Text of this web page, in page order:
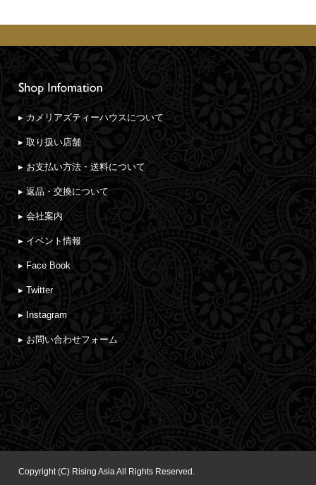
▸ カメリアズティーハウスについて
▸ 取り扱い店舗
▸ お支払い方法・送料について
▸ 返品・交換について
▸ 会社案内
▸ イベント情報
▸ Face Book
▸ Twitter
▸ Instagram
▸ お問い合わせフォーム
Copyright (C) Rising Asia All Rights Reserved.